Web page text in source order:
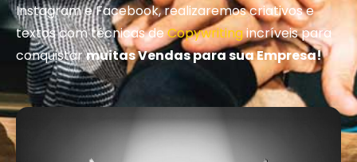
Instagram e Facebook, realizaremos criativos e
textos com técnicas deCopywritingincríveis para
conquistarmuitas Vendas para sua Empresa!